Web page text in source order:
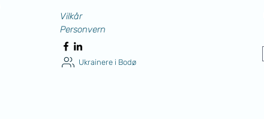
Vilkår
Personvern
Ukrainere i Bodø